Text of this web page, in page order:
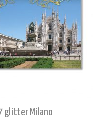
glitter Milano